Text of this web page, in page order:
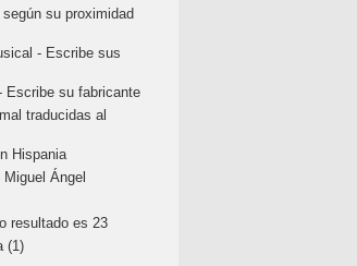
su proximidad
- Escribe sus
Escribe su fabricante
traducidas al
Hispania
Ángel
resultado es 23
(1)